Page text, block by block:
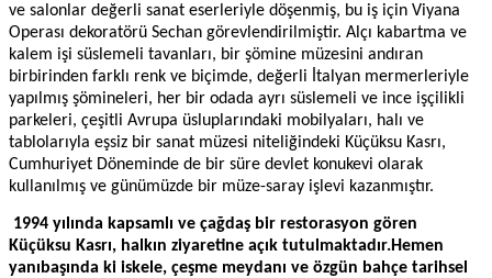
ve salonlar değerli sanat eserleriyle döşenmiş, bu iş için Viyana
Operası dekoratörü Sechan görevlendirilmiştir. Alçı kabartma ve
kalem işi süslemeli tavanları, bir şömine müzesini andıran
birbirinden farklı renk ve biçimde, değerli İtalyan mermerleriyle
yapılmış şömineleri, her bir odada ayrı süslemeli ve ince işçilikli
parkeleri, çeşitli Avrupa üsluplarındaki mobilyaları, halı ve
tablolarıyla eşsiz bir sanat müzesi niteliğindeki Küçüksu Kasrı,
Cumhuriyet Döneminde de bir süre devlet konukevi olarak
kullanılmış ve günümüzde bir müze-saray işlevi kazanmıştır.
1994 yılında kapsamlı ve çağdaş bir restorasyon gören
Küçüksu Kasrı, halkın ziyaretine açık tutulmaktadır.Hemen
yanıbaşında ki iskele, çeşme meydanı ve özgün bahçe tarihsel